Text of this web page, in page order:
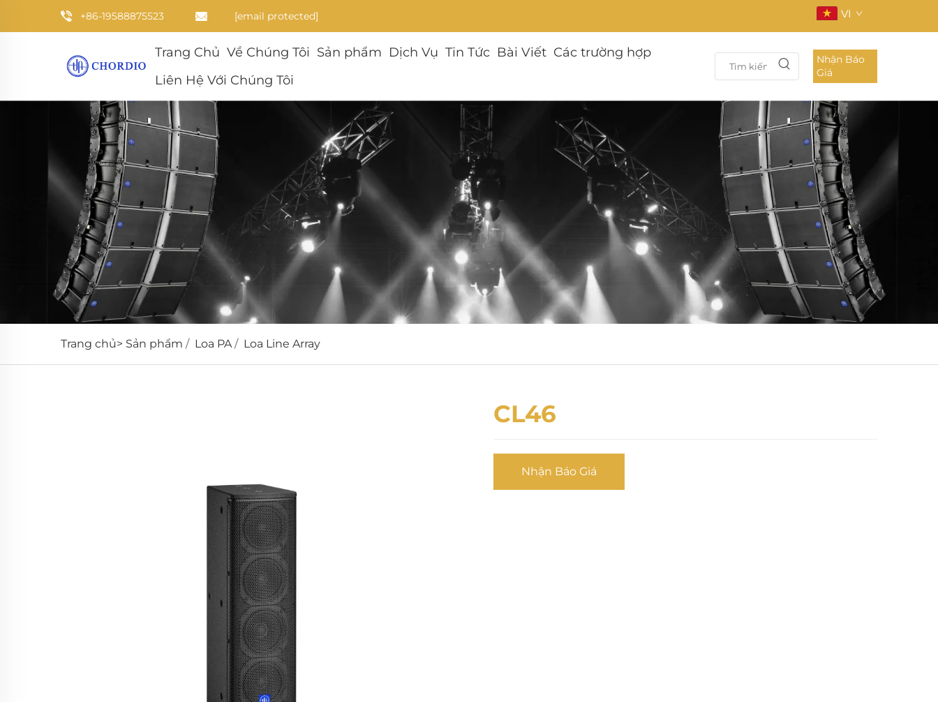
+86-19588875523 [email protected] VI
Trang Chủ Về Chúng Tôi Sản phẩm Dịch Vụ Tin Tức Bài Viết Các trường hợp
Liên Hệ Với Chúng Tôi
Nhận Báo
Giá
Trang chủ> Sản phẩm / Loa PA/ Loa Line Array
CL46
Nhận Báo Giá